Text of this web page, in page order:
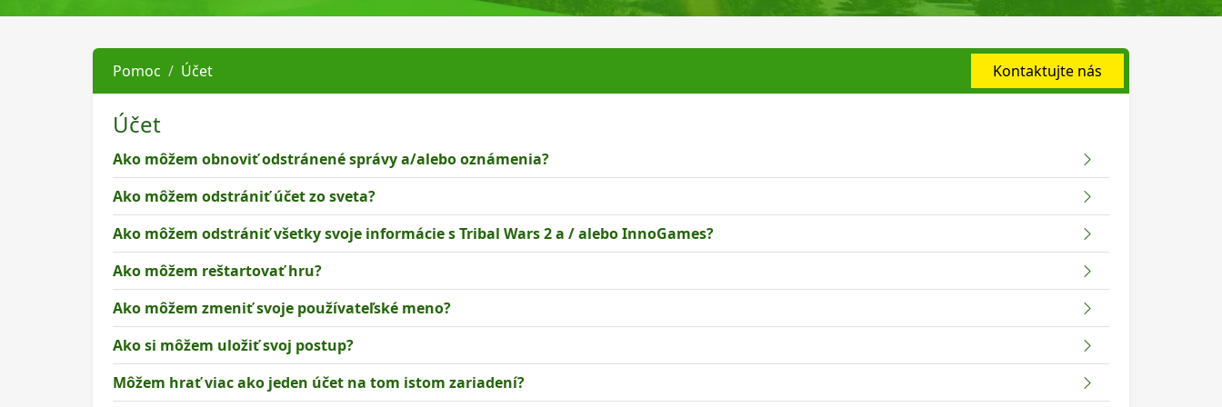
Pomoc Účet Kontaktujte nás
Účet
Ako môžem obnoviť odstránené správy a/alebo oznámenia?
Ako môžem odstrániť účet zo sveta?
Ako môžem odstrániť všetky svoje informácie s Tribal Wars 2 a / alebo InnoGames?
Ako môžem reštartovať hru?
Ako môžem zmeniť svoje používateľské meno?
Ako si môžem uložiť svoj postup?
Môžem hrať viac ako jeden účet na tom istom zariadení?